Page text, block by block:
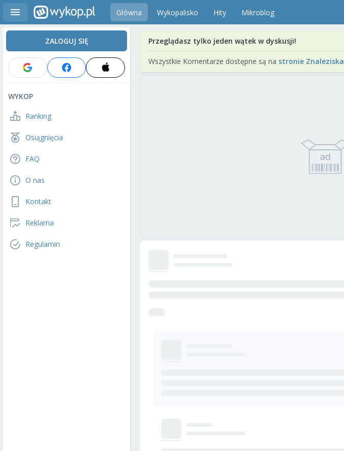
Główna Wykopalisko Hity Mikroblog
ZALOGUJ SIĘ
WYKOP
Ranking
Osiągnięcia
FAQ
O nas
Kontakt
Reklama
Regulamin
Przeglądasz tylko jeden wątek w dyskusji!
Wszystkie Komentarze dostępne są na stronie Znaleziska